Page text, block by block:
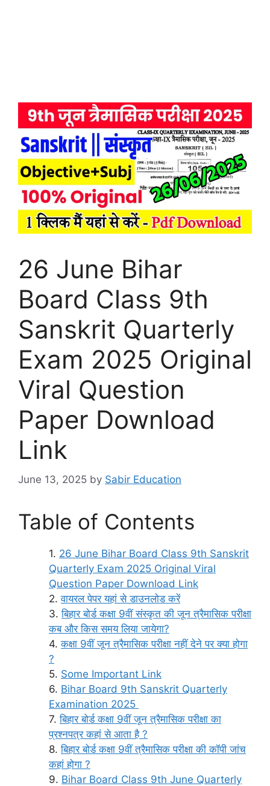
26 June Bihar
Board Class 9th
Sanskrit Quarterly
Exam 2025 Original
Viral Question
Paper Download
Link
June 13, 2025 by Sabir Education
Table of Contents
26 June Bihar Board Class 9th Sanskrit
Quarterly Exam 2025 Original Viral
Question Paper Download Link
वायरल पेपर यहां से डाउनलोड करें
बिहार बोर्ड कक्षा 9वीं संस्कृत की जून त्रैमासिक परीक्षा
कब और किस समय लिया जायेगा?
कक्षा 9वीं जून त्रैमासिक परीक्षा नहीं देने पर क्या होगा
?
Some Important Link
Bihar Board 9th Sanskrit Quarterly
Examination 2025
बिहार बोर्ड कक्षा 9वीं जून त्रैमासिक परीक्षा का
प्रश्नपत्र कहां से आता है ?
बिहार बोर्ड कक्षा 9वीं त्रैमासिक परीक्षा की कॉपी जांच
कहां होगा ?
Bihar Board Class 9th June Quarterly